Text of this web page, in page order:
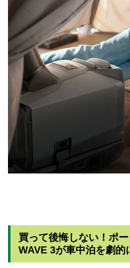
買って後悔しない！ポ
WAVE 3が車中泊を劇的